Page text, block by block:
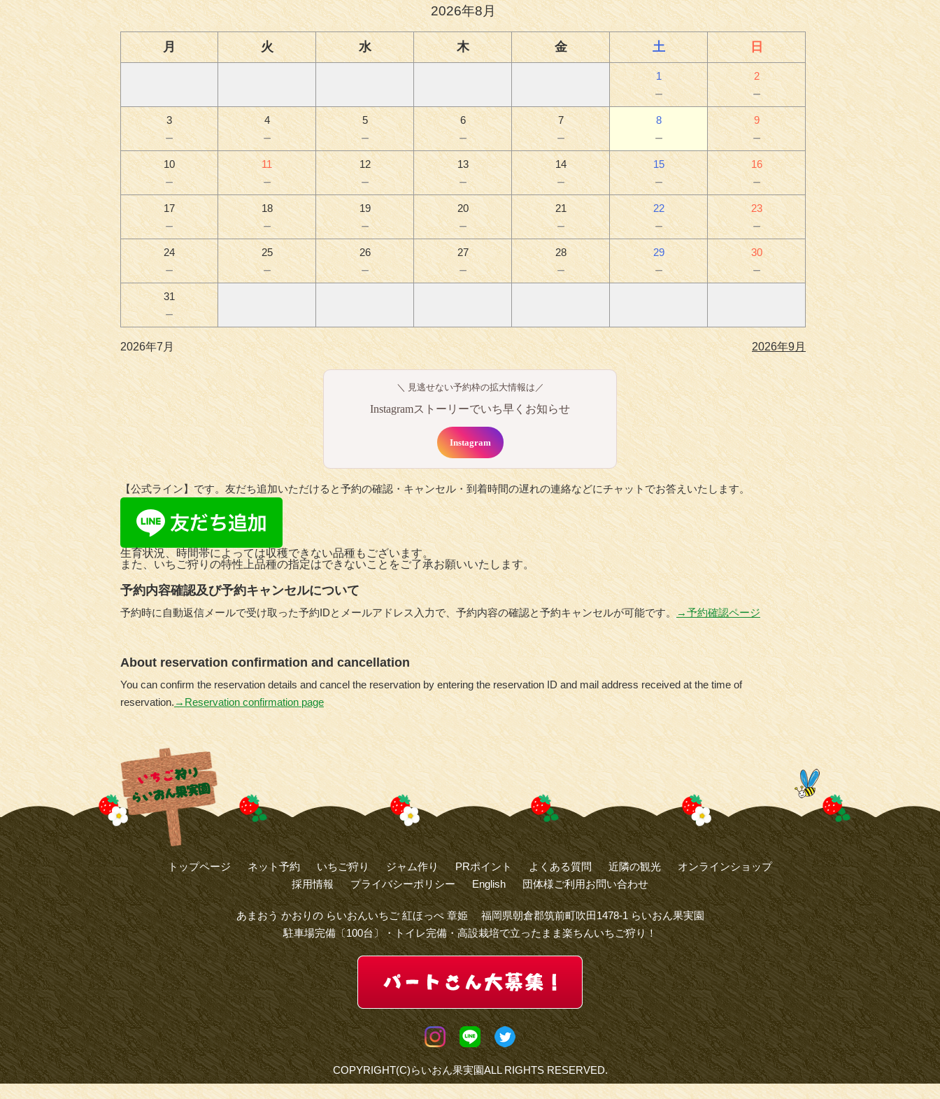
2026年8月
月 火 水 木 金 土 日
1
－
2
－
3
－
4
－
5
－
6
－
7
－
8
－
9
－
10
－
11
－
12
－
13
－
14
－
15
－
16
－
17
－
18
－
19
－
20
－
21
－
22
－
23
－
24
－
25
－
26
－
27
－
28
－
29
－
30
－
31
－
2026年7月 2026年9月
＼ 見逃せない予約枠の拡大情報は／
Instagramストーリーでいち早くお知らせ
Instagram
【公式ライン】です。友だち追加いただけると予約の確認・キャンセル・到着時間の遅れの連絡などにチャットでお答えいたします。
生育状況、時間帯によっては収穫できない品種もございます。
また、いちご狩りの特性上品種の指定はできないことをご了承お願いいたします。
予約内容確認及び予約キャンセルについて
予約時に自動返信メールで受け取った予約IDとメールアドレス入力で、予約内容の確認と予約キャンセルが可能です。→予約確認ページ
About reservation confirmation and cancellation
You can confirm the reservation details and cancel the reservation by entering the reservation ID and mail address received at the time of
reservation.→Reservation confirmation page
トップページ ネット予約 いちご狩り ジャム作り PRポイント よくある質問 近隣の観光
オンラインショップ
採用情報
プライバシーポリシー English 団体様ご利用お問い合わせ
あまおう かおりの らいおんいちご 紅ほっぺ 章姫 福岡県朝倉郡筑前町吹田1478-1 らいおん果実園
駐車場完備〔100台〕・トイレ完備・高設栽培で立ったまま楽ちんいちご狩り！
COPYRIGHT(C)らいおん果実園ALL RIGHTS RESERVED.